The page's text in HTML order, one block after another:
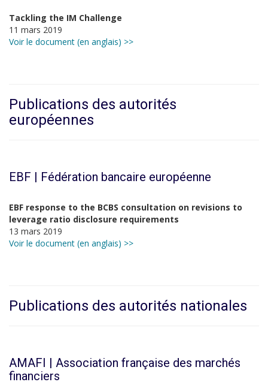
Tackling the IM Challenge
11 mars 2019
Voir le document (en anglais) >>
Publications des autorités
européennes
EBF | Fédération bancaire européenne
EBF response to the BCBS consultation on revisions to
leverage ratio disclosure requirements
13 mars 2019
Voir le document (en anglais) >>
Publications des autorités nationales
AMAFI | Association française des marchés
financiers